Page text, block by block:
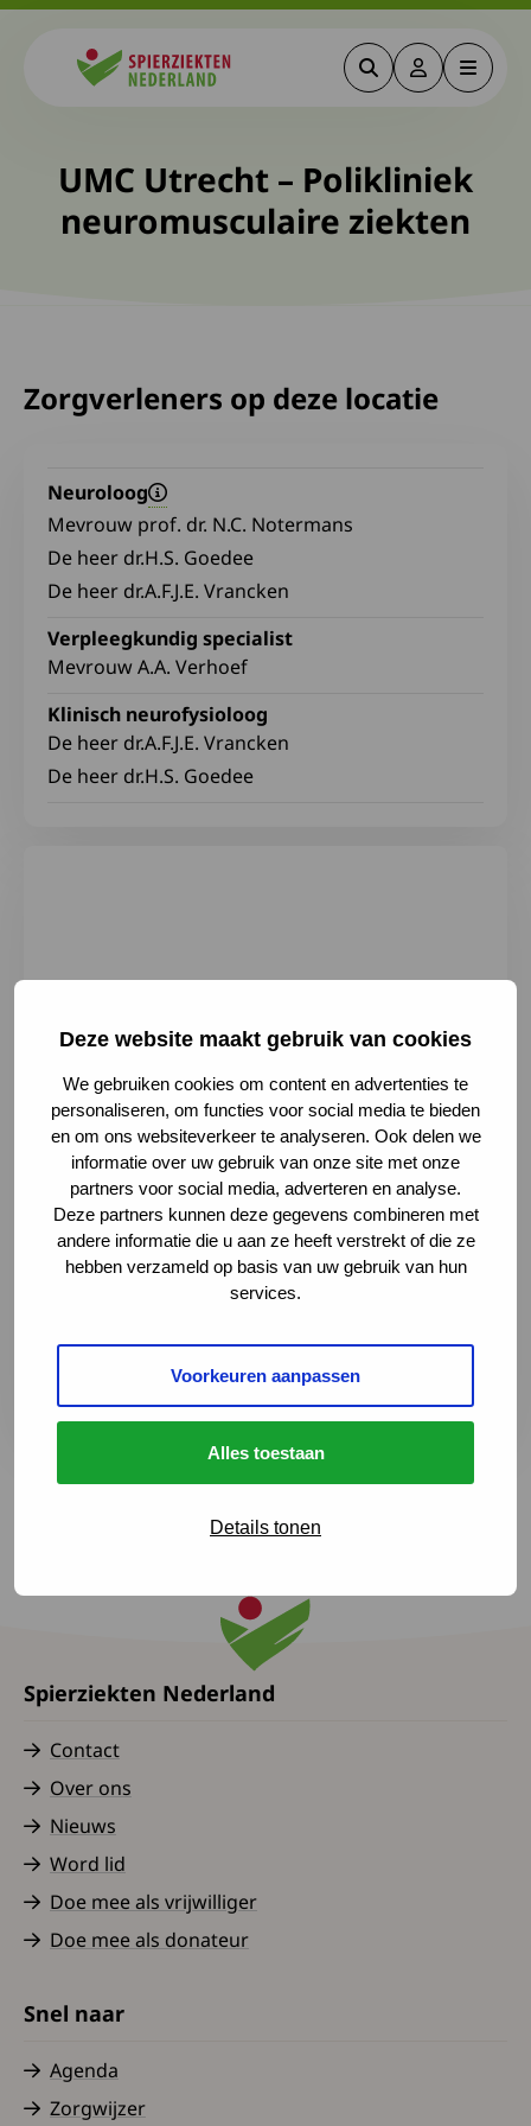
Deze website maakt gebruik van cookies
We gebruiken cookies om content en advertenties te
personaliseren, om functies voor social media te bieden
en om ons websiteverkeer te analyseren. Ook delen we
informatie over uw gebruik van onze site met onze
partners voor social media, adverteren en analyse.
Deze partners kunnen deze gegevens combineren met
andere informatie die u aan ze heeft verstrekt of die ze
hebben verzameld op basis van uw gebruik van hun
services.
Voorkeuren aanpassen
Alles toestaan
Details tonen
ZoekenDeze link
Menu
UMC Utrecht – Polikliniek
neuromusculaire ziekten
Zorgverleners op deze locatie
Neuroloog
Mevrouw prof. dr. N.C. Notermans
De heer dr.H.S. Goedee
De heer dr.A.F.J.E. Vrancken
Verpleegkundig specialist
Mevrouw A.A. Verhoef
Klinisch neurofysioloog
De heer dr.A.F.J.E. Vrancken
De heer dr.H.S. Goedee
Heidelberglaan 100, 3584 CX Utrecht,
Netherlands
088 755 15 46
polinmz@umcutrecht.nl
Deze link leidt naar een externe
Plan je routeDeze link leidt naar een externe
Terug naar het overzicht
Spierziekten Nederland
Contact
Over ons
Nieuws
Word lid
Doe mee als vrijwilliger
Doe mee als donateur
Snel naar
Agenda
Zorgwijzer